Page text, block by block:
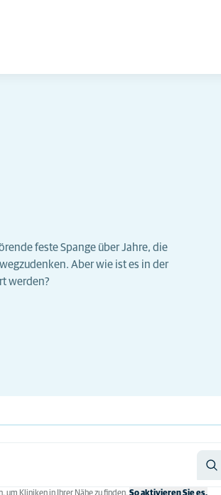
feste Spange über Jahre, die
Aber wie ist es in der
werden?